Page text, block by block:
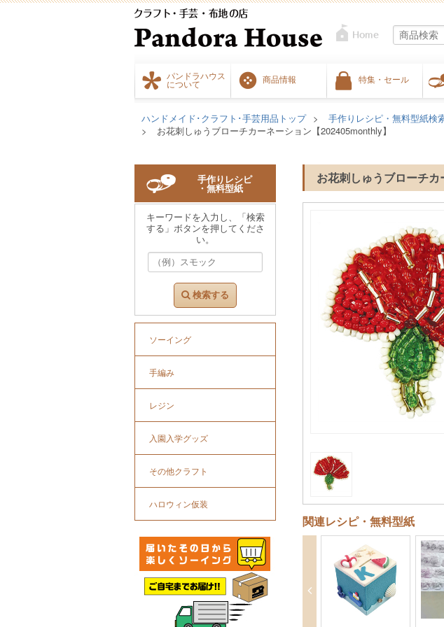
パンドラハウス
について
商品情報 特集・セール
ハンドメイド･クラフト･手芸用品トップ 手作りレシピ・無料型紙検
お花刺しゅうブローチカーネーション【202405monthly】
お花刺しゅうブローチ
関連レシピ・無料型紙
手作りレシピ
・無料型紙
キーワードを入力し、「検索
する」ボタンを押してくださ
い。
検索する
ソーイング
手編み
レジン
入園入学グッズ
その他クラフト
ハロウィン仮装